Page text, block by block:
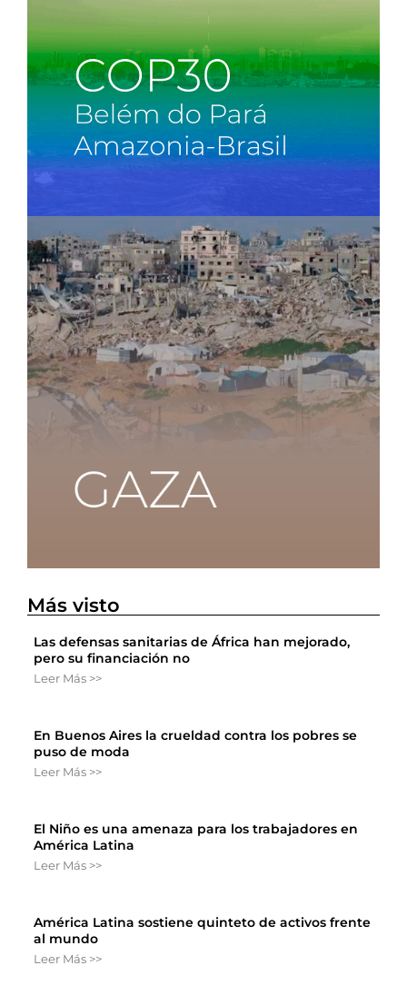
Más visto
Las defensas sanitarias de África han mejorado,
pero su financiación no
Leer Más >>
En Buenos Aires la crueldad contra los pobres se
puso de moda
Leer Más >>
El Niño es una amenaza para los trabajadores en
América Latina
Leer Más >>
América Latina sostiene quinteto de activos frente
al mundo
Leer Más >>